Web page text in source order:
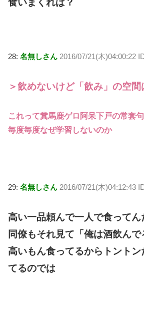
食いまくれば？
28: 名無しさん 2016/07/21(木)04:00:22
＞飲めないけど「飲み」の空間
これって糞馬鹿ゲロ阿呆下戸の常套
毎度毎度なぜ学習しないのか
29: 名無しさん 2016/07/21(木)04:12:43
高い一品頼んで一人で食ってん
同僚もそれ見て「俺は酒飲ん
高いもん食ってるからトント
てるのでは